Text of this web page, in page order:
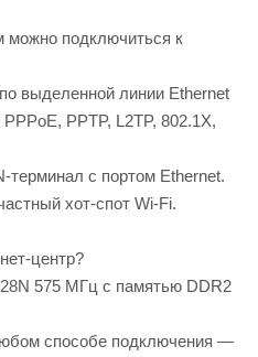
можно подключиться к
выделенной линии Ethernet
PPTP, L2TP, 802.1X,
с портом Ethernet.
хот-спот Wi-Fi.
центр?
575 МГц с памятью DDR2
способе подключения —